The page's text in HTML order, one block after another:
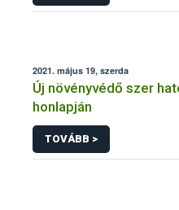
2021. május 19, szerda
Új növényvédő szer
honlapján
TOVÁBB >